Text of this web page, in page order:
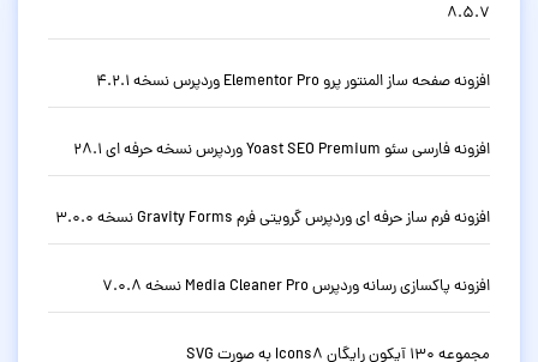
8.5.7
افزونه صفحه ساز المنتور پرو Elementor Pro وردپرس نسخه 4.2.1
افزونه فارسی سئو Yoast SEO Premium وردپرس نسخه حرفه ای 28.1
افزونه فرم ساز حرفه ای وردپرس گرویتی فرم Gravity Forms نسخه 3.0.0
افزونه پاکسازی رسانه وردپرس Media Cleaner Pro نسخه 7.0.8
مجموعه 130 آیکون رایگان Icons8 به صورت SVG